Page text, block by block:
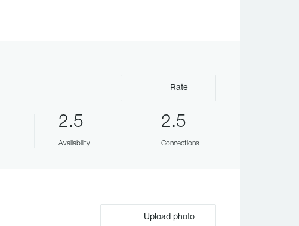
Rate
2.5
Availability
2.5
Connections
Upload photo